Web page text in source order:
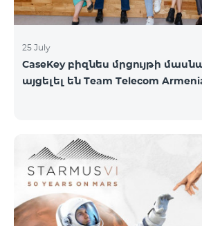
օգոստոսի 1-ին և 2-ին։
25 July
CaseKey բիզնես մրցույթի
այցելել են Team Telecom